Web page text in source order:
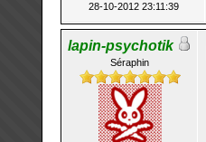
28-10-2012 23:11:39
lapin-psychotik
Séraphin